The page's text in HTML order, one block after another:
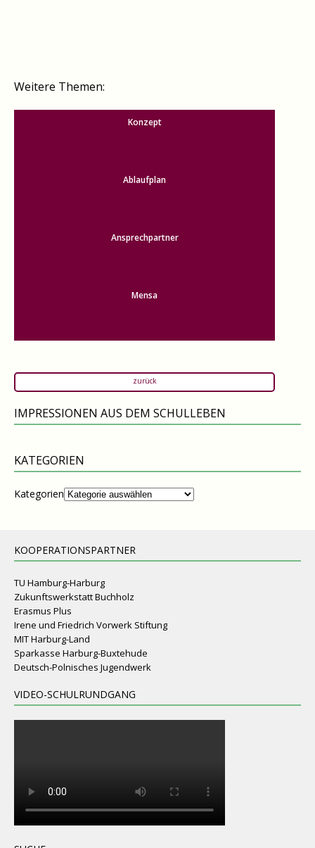
Weitere Themen:
Konzept
Ablaufplan
Ansprechpartner
Mensa
zurück
IMPRESSIONEN AUS DEM SCHULLEBEN
KATEGORIEN
Kategorien
KOOPERATIONSPARTNER
TU Hamburg-Harburg
Zukunftswerkstatt Buchholz
Erasmus Plus
Irene und Friedrich Vorwerk Stiftung
MIT Harburg-Land
Sparkasse Harburg-Buxtehude
Deutsch-Polnisches Jugendwerk
VIDEO-SCHULRUNDGANG